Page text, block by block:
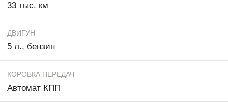
33 тыс. км
ДВИГУН
5 л., бензин
КОРОБКА ПЕРЕДАЧ
Автомат КПП